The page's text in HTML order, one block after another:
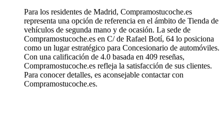
Para los residentes de Madrid, Compramostucoche.es
representa una opción de referencia en el ámbito de Tienda de
vehículos de segunda mano y de ocasión. La sede de
Compramostucoche.es en C/ de Rafael Botí, 64 lo posiciona
como un lugar estratégico para Concesionario de automóviles.
Con una calificación de 4.0 basada en 409 reseñas,
Compramostucoche.es refleja la satisfacción de sus clientes.
Para conocer detalles, es aconsejable contactar con
Compramostucoche.es.